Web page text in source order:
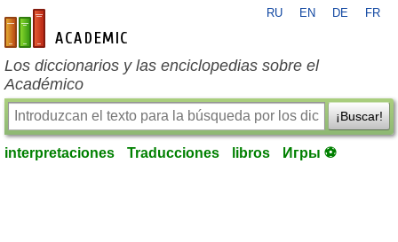
es-academic.com
RU EN DE FR
Los diccionarios y las enciclopedias sobre el
Académico
¡Buscar!
interpretaciones Traducciones libros Игры ⚽